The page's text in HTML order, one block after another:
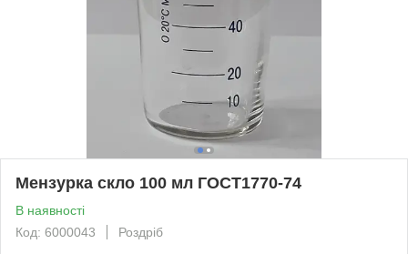
Мензурка скло 100 мл ГОСТ1770-74
В наявності
Код: 6000043
Роздріб